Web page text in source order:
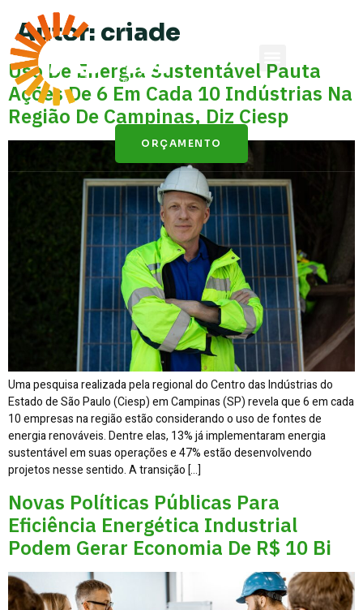
ORÇAMENTO
Autor: criade
Uso De Energia Sustentável Pauta
Ações De 6 Em Cada 10 Indústrias Na
Região De Campinas, Diz Ciesp
Uma pesquisa realizada pela regional do Centro das Indústrias do
Estado de São Paulo (Ciesp) em Campinas (SP) revela que 6 em cada
10 empresas na região estão considerando o uso de fontes de
energia renováveis. Dentre elas, 13% já implementaram energia
sustentável em suas operações e 47% estão desenvolvendo
projetos nesse sentido. A transição […]
Novas Políticas Públicas Para
Eficiência Energética Industrial
Podem Gerar Economia De R$ 10 Bi